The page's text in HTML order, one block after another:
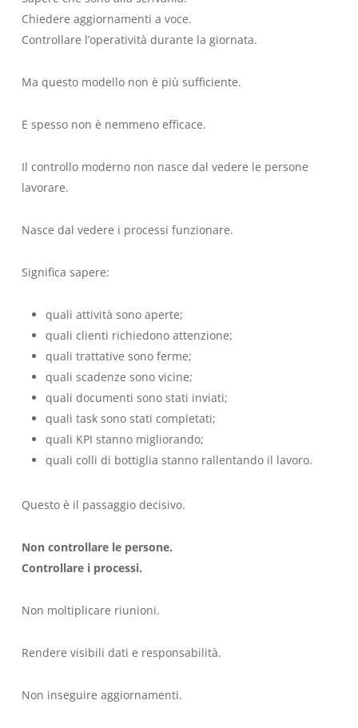
Chiedere aggiornamenti a voce.
Controllare l’operatività durante la giornata.
Ma questo modello non è più sufficiente.
E spesso non è nemmeno efficace.
Il controllo moderno non nasce dal vedere le persone
lavorare.
Nasce dal vedere i processi funzionare.
Significa sapere:
quali attività sono aperte;
quali clienti richiedono attenzione;
quali trattative sono ferme;
quali scadenze sono vicine;
quali documenti sono stati inviati;
quali task sono stati completati;
quali KPI stanno migliorando;
quali colli di bottiglia stanno rallentando il lavoro.
Questo è il passaggio decisivo.
Non controllare le persone.
Controllare i processi.
Non moltiplicare riunioni.
Rendere visibili dati e responsabilità.
Non inseguire aggiornamenti.